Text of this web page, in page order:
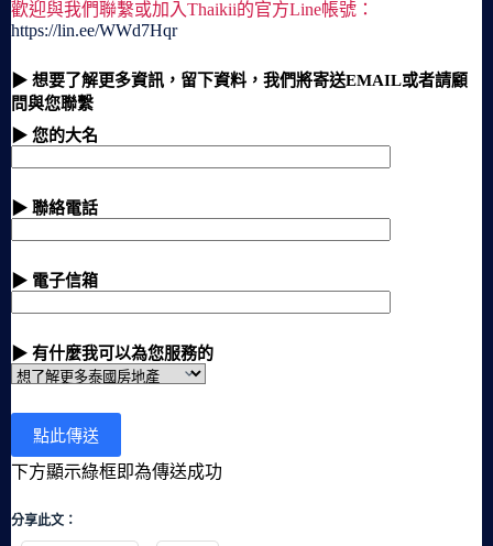
歡迎與我們聯繫或加入Thaikii的官方Line帳號：
https://lin.ee/WWd7Hqr
▶ 想要了解更多資訊，留下資料，我們將寄送EMAIL或者請顧
問與您聯繫
▶ 您的大名
▶ 聯絡電話
▶ 電子信箱
▶ 有什麼我可以為您服務的
下方顯示綠框即為傳送成功
分享此文：